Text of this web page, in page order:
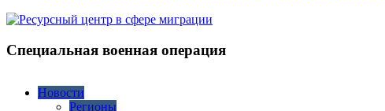
Специальная военная операция
Новости
Регионы